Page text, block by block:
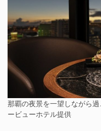
那覇の夜景を一望しながら
ービューホテル提供